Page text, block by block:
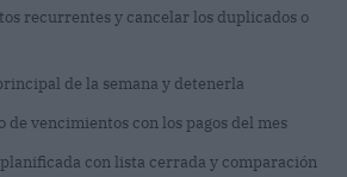
recurrentes y cancelar los duplicados o
de la semana y detenerla
de vencimientos con los pagos del mes
con lista cerrada y comparación